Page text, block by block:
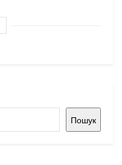
Пошук